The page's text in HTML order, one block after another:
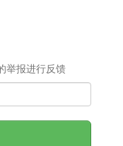
举报进行反馈